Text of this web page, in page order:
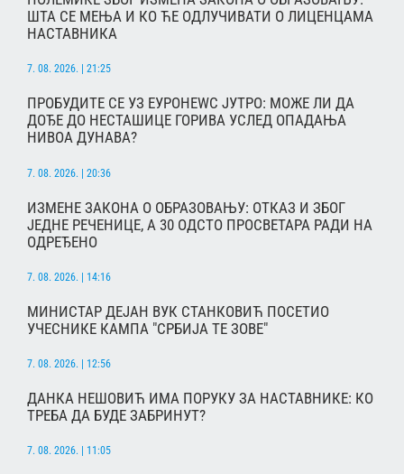
ШТА СЕ МЕЊА И КО ЋЕ ОДЛУЧИВАТИ О ЛИЦЕНЦАМА
НАСТАВНИКА
7. 08. 2026. | 21:25
ПРОБУДИТЕ СЕ УЗ ЕУРОНЕWС ЈУТРО: МОЖЕ ЛИ ДА
ДОЂЕ ДО НЕСТАШИЦЕ ГОРИВА УСЛЕД ОПАДАЊА
НИВОА ДУНАВА?
7. 08. 2026. | 20:36
ИЗМЕНЕ ЗАКОНА О ОБРАЗОВАЊУ: ОТКАЗ И ЗБОГ
ЈЕДНЕ РЕЧЕНИЦЕ, А 30 ОДСТО ПРОСВЕТАРА РАДИ НА
ОДРЕЂЕНО
7. 08. 2026. | 14:16
МИНИСТАР ДЕЈАН ВУК СТАНКОВИЋ ПОСЕТИО
УЧЕСНИКЕ КАМПА "СРБИЈА ТЕ ЗОВЕ"
7. 08. 2026. | 12:56
ДАНКА НЕШОВИЋ ИМА ПОРУКУ ЗА НАСТАВНИКЕ: КО
ТРЕБА ДА БУДЕ ЗАБРИНУТ?
7. 08. 2026. | 11:05